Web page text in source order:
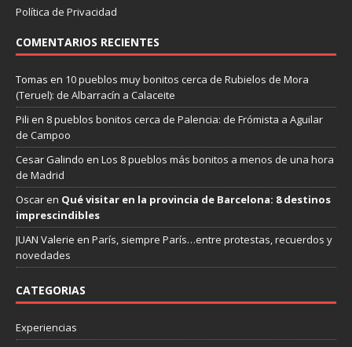
Política de Privacidad
COMENTARIOS RECIENTES
Tomas en 10 pueblos muy bonitos cerca de Rubielos de Mora
(Teruel): de Albarracín a Calaceite
Pili en 8 pueblos bonitos cerca de Palencia: de Frómista a Aguilar
de Campoo
Cesar Galindo en Los 8 pueblos más bonitos a menos de una hora
de Madrid
Oscaren Qué visitar en la provincia de Barcelona: 8 destinos
imprescindibles
JUAN Valerie en París, siempre París…entre protestas, recuerdos y
novedades
CATEGORIAS
Experiencias